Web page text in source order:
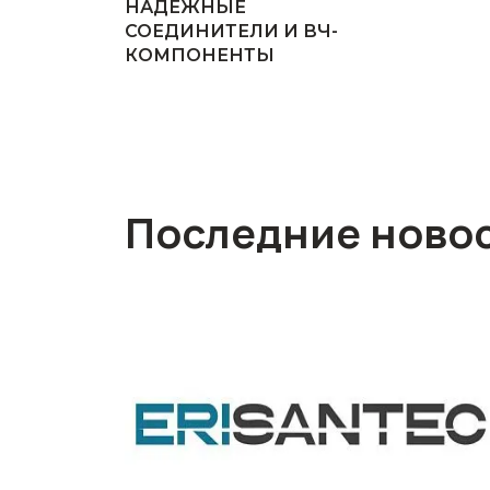
НАДЕЖНЫЕ
СОЕДИНИТЕЛИ И ВЧ-
КОМПОНЕНТЫ
Последние